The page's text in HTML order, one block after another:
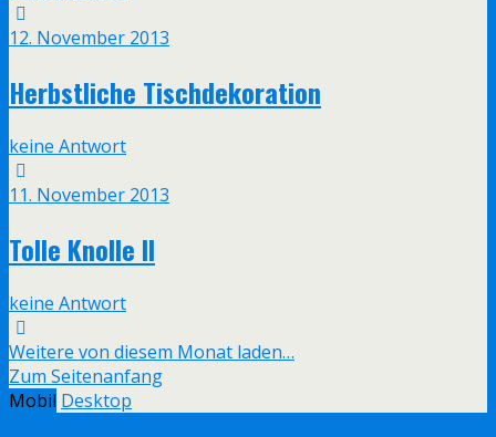
12. November 2013
Herbstliche Tischdekoration
keine Antwort
11. November 2013
Tolle Knolle II
keine Antwort
Weitere von diesem Monat laden…
Zum Seitenanfang
Mobil Desktop